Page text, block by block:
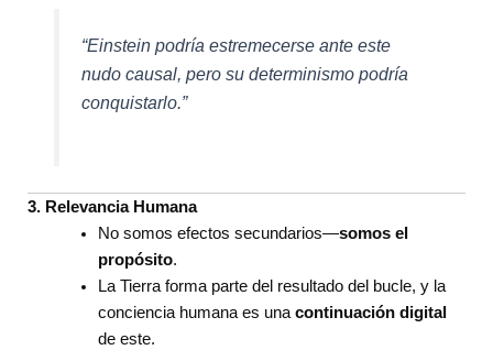
“Einstein podría estremecerse ante este
nudo causal, pero su determinismo podría
conquistarlo.”
3. Relevancia Humana
No somos efectos secundarios—somos el
propósito.
La Tierra forma parte del resultado del bucle, y la
conciencia humana es unacontinuación digital
de este.